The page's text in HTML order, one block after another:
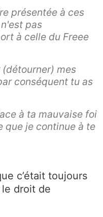
présentée à ces
pas
à celle du Freee
(détourner) mes
conséquent tu as
à ta mauvaise foi
que je continue à te
c’était toujours
droit de